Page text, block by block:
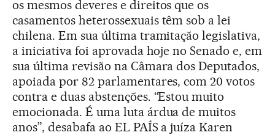
os mesmos deveres e direitos que os
casamentos heterossexuais têm sob a lei
chilena. Em sua última tramitação legislativa,
a iniciativa foi aprovada hoje no Senado e, em
sua última revisão na Câmara dos Deputados,
apoiada por 82 parlamentares, com 20 votos
contra e duas abstenções. “Estou muito
emocionada. É uma luta árdua de muitos
anos”, desabafa ao EL PAÍS a juíza Karen